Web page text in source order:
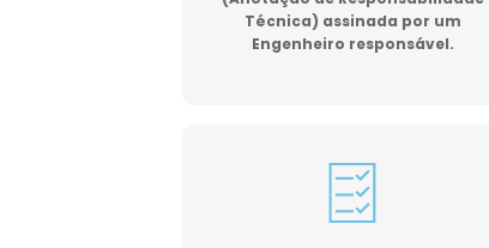
Técnica) assinada por um
Engenheiro responsável.